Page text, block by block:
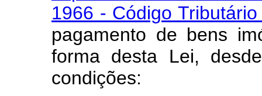
1966 - Código
pagamento de bens
forma desta Lei,
condições: